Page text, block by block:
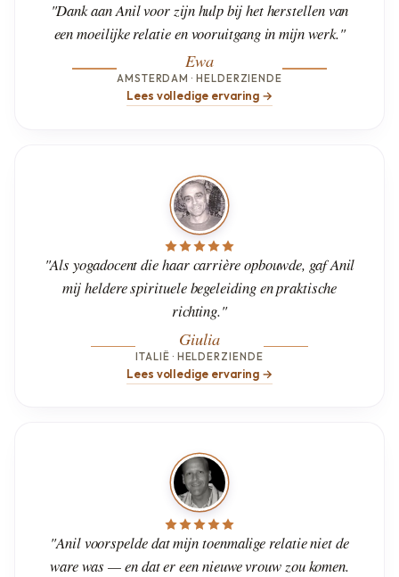
"Dank aan Anil voor zijn hulp bij het herstellen van
een moeilijke relatie en vooruitgang in mijn werk."
Ewa
AMSTERDAM · HELDERZIENDE
Lees volledige ervaring →
"Als yogadocent die haar carrière opbouwde, gaf Anil
mij heldere spirituele begeleiding en praktische
richting."
Giulia
ITALIË · HELDERZIENDE
Lees volledige ervaring →
"Anil voorspelde dat mijn toenmalige relatie niet de
ware was — en dat er een nieuwe vrouw zou komen.